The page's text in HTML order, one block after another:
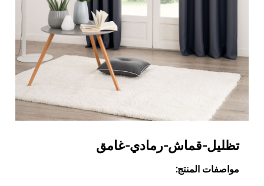
تظليل-قماش-رمادي-غامق
مواصفات المنتج: